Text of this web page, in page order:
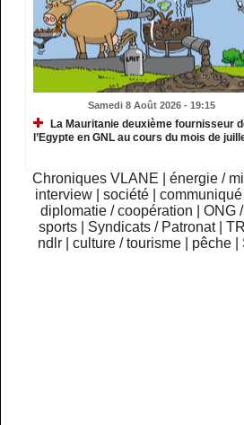
Samedi 8 Août 2026 - 19:15
La Mauritanie deuxième fournisseur
l’Egypte en GNL au cours du mois de
Chroniques VLANE énergie /
interview
|société |communiqué
diplomatie / coopération
ONG
sports
Syndicats / Patronat
ndlr
|culture / tourisme pêche